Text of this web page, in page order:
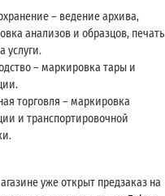
– ведение архива,
анализов и образцов, печать
услуги.
– маркировка тары и
торговля – маркировка
и транспортировочной
уже открыт предзаказ на